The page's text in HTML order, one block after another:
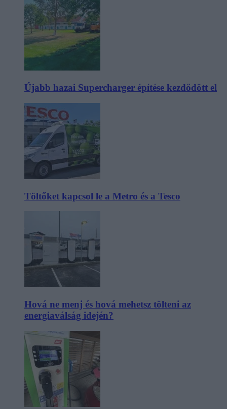
Újabb hazai Supercharger építése kezdődött el
Töltőket kapcsol le a Metro és a Tesco
Hová ne menj és hová mehetsz tölteni az
energiaválság idején?